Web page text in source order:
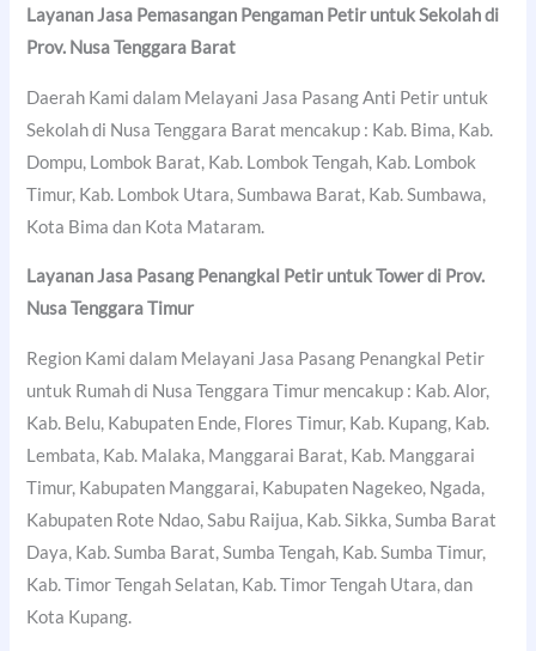
Layanan Jasa Pemasangan Pengaman Petir untuk Sekolah di
Prov. Nusa Tenggara Barat
Daerah Kami dalam Melayani Jasa Pasang Anti Petir untuk
Sekolah di Nusa Tenggara Barat mencakup : Kab. Bima, Kab.
Dompu, Lombok Barat, Kab. Lombok Tengah, Kab. Lombok
Timur, Kab. Lombok Utara, Sumbawa Barat, Kab. Sumbawa,
Kota Bima dan Kota Mataram.
Layanan Jasa Pasang Penangkal Petir untuk Tower di Prov.
Nusa Tenggara Timur
Region Kami dalam Melayani Jasa Pasang Penangkal Petir
untuk Rumah di Nusa Tenggara Timur mencakup : Kab. Alor,
Kab. Belu, Kabupaten Ende, Flores Timur, Kab. Kupang, Kab.
Lembata, Kab. Malaka, Manggarai Barat, Kab. Manggarai
Timur, Kabupaten Manggarai, Kabupaten Nagekeo, Ngada,
Kabupaten Rote Ndao, Sabu Raijua, Kab. Sikka, Sumba Barat
Daya, Kab. Sumba Barat, Sumba Tengah, Kab. Sumba Timur,
Kab. Timor Tengah Selatan, Kab. Timor Tengah Utara, dan
Kota Kupang.